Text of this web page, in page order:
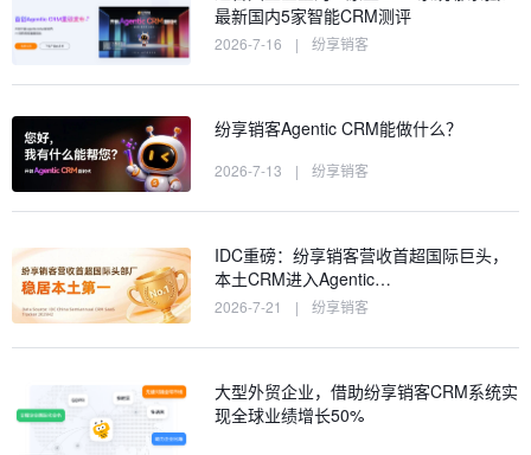
最新国内5家智能CRM测评
2026-7-16 | 纷享销客
纷享销客Agentic CRM能做什么？
2026-7-13 | 纷享销客
IDC重磅：纷享销客营收首超国际巨头，
本土CRM进入Agentic…
2026-7-21 | 纷享销客
大型外贸企业，借助纷享销客CRM系统实
现全球业绩增长50%